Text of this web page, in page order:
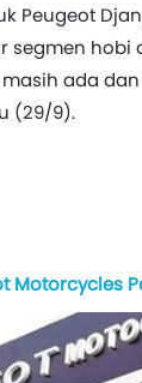
Peugeot
segmen
ada
(29/9).
Motorcycles